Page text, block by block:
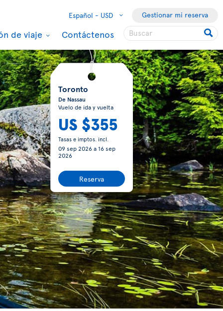
Español - USD Gestionar mi reserva
de viaje Contáctenos
Toronto
De Nassau
Vuelo de ida y vuelta
US $355
Tasas e imptos. incl.
09 sep 2026a 16 sep
2026
Reserva